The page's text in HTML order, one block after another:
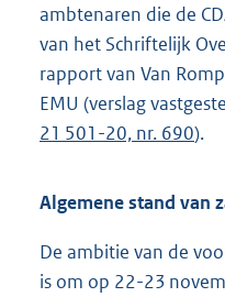
ambtenaren die de
van het Schriftelijk
rapport van Van
EMU (verslag
21 501-20, nr. 690).
Algemene stand van
De ambitie van de
is om op 22-23